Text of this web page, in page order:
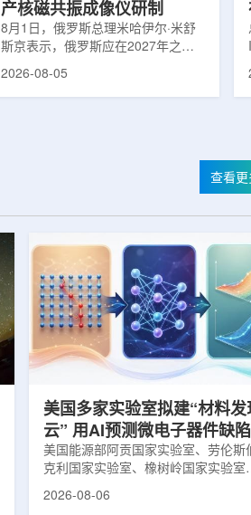
产核磁共振成像仪研制
8月1日，俄罗斯总理米哈伊尔·米舒
斯京表示，俄罗斯应在2027年之前
完成国产核磁共振成像仪的研制工
家原子能公司推进，并称该设备预计
核磁共振成像仪。该设备若按计划
2026-08-05
查看更
美国多家实验室拟建“材料发
云” 用AI预测微电子器件缺
响
美国能源部阿贡国家实验室、劳伦斯
克利国家实验室、橡树岭国家实验室
2026-08-06